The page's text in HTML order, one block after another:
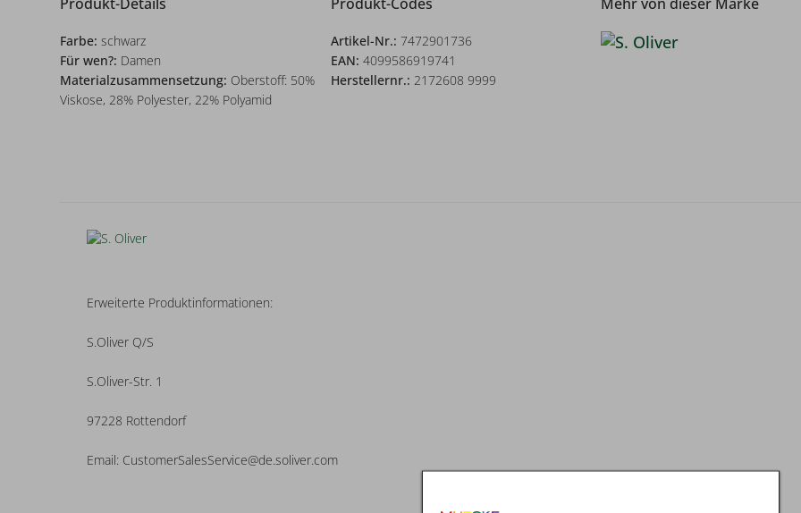
Farbe:schwarz
Für wen?: Damen
Materialzusammensetzung: Oberstoff: 50%
Viskose, 28% Polyester, 22% Polyamid
Artikel-Nr.: 7472901736
EAN: 4099586919741
Herstellernr.: 2172608 9999
Erweiterte Produktinformationen:
S.Oliver Q/S
S.Oliver-Str. 1
97228 Rottendorf
Email: CustomerSalesService@de.soliver.com